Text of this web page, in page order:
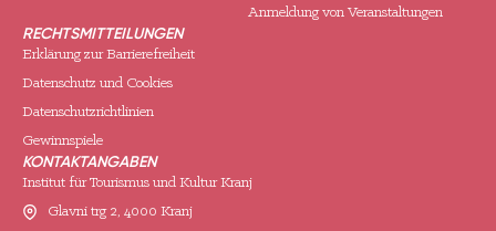
Anmeldung von Veranstaltungen
RECHTSMITTEILUNGEN
Erklärung zur Barrierefreiheit
Datenschutz und Cookies
Datenschutzrichtlinien
Gewinnspiele
KONTAKTANGABEN
Institut für Tourismus und Kultur Kranj
Glavni trg 2, 4000 Kranj